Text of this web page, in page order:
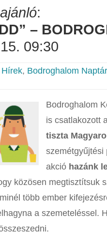
:
–
09:30
, Bodroghalom Naptár
Bodroghalom
is csatlakozott
tiszta
szemétgyűjtési
akció hazánk
közösen megtisztítsuk
több ember
a szemeteléssel.